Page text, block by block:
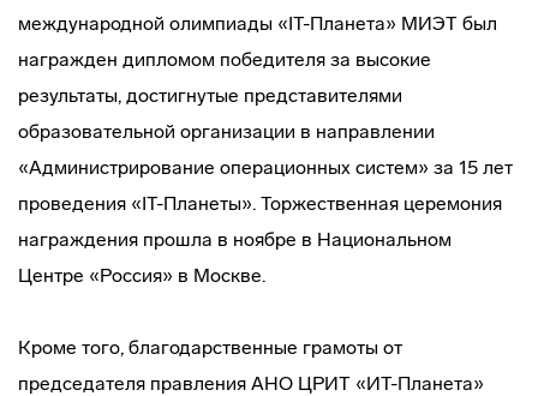
международной олимпиады «IT-Планета» МИЭТ был
награжден дипломом победителя за высокие
результаты, достигнутые представителями
образовательной организации в направлении
«Администрирование операционных систем» за 15 лет
проведения «IT-Планеты». Торжественная церемония
награждения прошла в ноябре в Национальном
Центре «Россия» в Москве.
Кроме того, благодарственные грамоты от
председателя правления АНО ЦРИТ «ИТ-Планета»